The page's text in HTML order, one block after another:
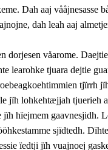
gellievoete
jïh
meatanårrome
Dah aaj vååjnesasse
dah leah aaj
dorjesen våarome.
learohke tjuara dejtie
tjïrrh
jïh lohkehtæjjah tjuerieh
jïh hïejmem gaavnesjidh.
sjïdtedh.
ïedtji jïh vuajnoej